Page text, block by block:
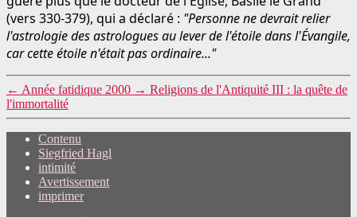
(vers 330-379), qui a déclaré : "Personne ne devrait relier
l'astrologie des astrologues au lever de l'étoile dans l'Évangile,
car cette étoile n'était pas ordinaire..."
← Année fatidique 2000 → Religions de l'Antiquité III : la quête de
l'immortalité
Contenu
Siegfried Hagl
intimité
Avertissement
imprimer